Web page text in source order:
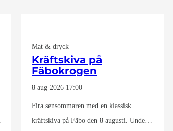
Mat & dryck
Kräftskiva på
Fäbokrogen
8 aug 2026 17:00
Fira sensommaren med en klassisk
kräftskiva på Fäbo den 8 augusti. Under